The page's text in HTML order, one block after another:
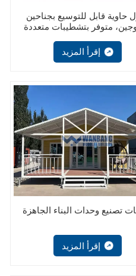
حاوية قابل للتوسيع بجناحين
متوفر بتشطيبات متعددة
إقرأ المزيد
تصنيع وحدات البناء الجاهزة
إقرأ المزيد